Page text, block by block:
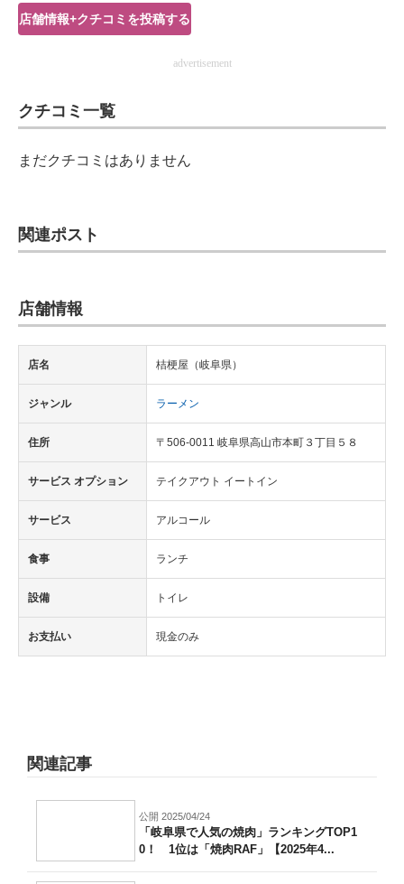
エレクトロニクス専門サイト
電子設計の基本と応用
ちょっと気になるネットの話題
店舗情報+クチコミを投稿する
advertisement
クチコミ一覧
まだクチコミはありません
関連ポスト
店舗情報
店名 桔梗屋（岐阜県）
ジャンル ラーメン
住所 〒506-0011 岐阜県高山市本町３丁目５８
サービス オプション テイクアウト イートイン
サービス アルコール
食事 ランチ
設備 トイレ
お支払い 現金のみ
関連記事
公開 2025/04/24
「岐阜県で人気の焼肉」ランキングTOP1
0！ 1位は「焼肉RAF」【2025年4...